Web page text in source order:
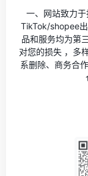
一、网站致力
TikTok/shopee
品和服务均为第
对您的损失 ，多
系删除、商务合